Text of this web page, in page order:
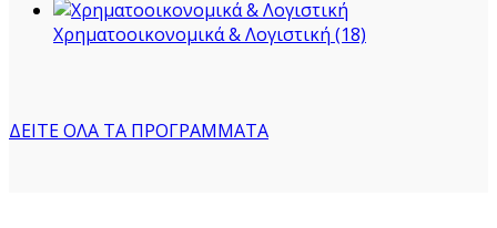
Χρηματοοικονομικά & Λογιστική (18)
ΔΕΊΤΕ ΌΛΑ ΤΑ ΠΡΟΓΡΆΜΜΑΤΑ